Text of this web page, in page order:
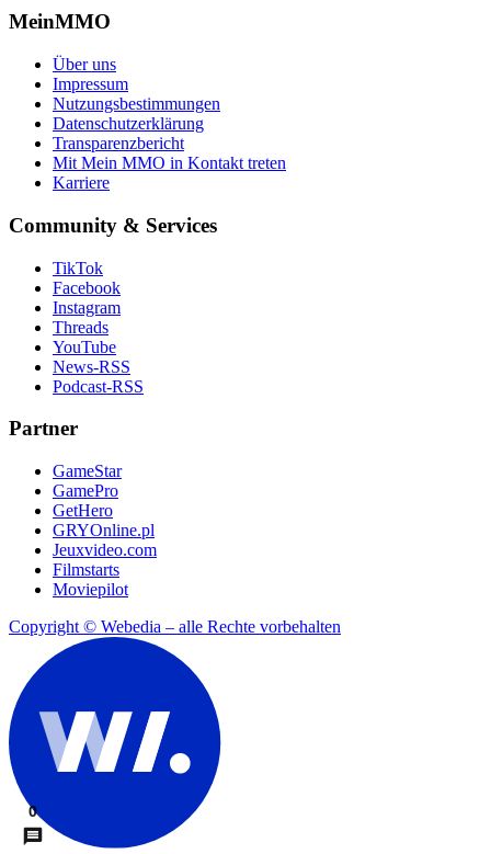
MeinMMO
Über uns
Impressum
Nutzungsbestimmungen
Datenschutzerklärung
Transparenzbericht
Mit Mein MMO in Kontakt treten
Karriere
Community & Services
TikTok
Facebook
Instagram
Threads
YouTube
News-RSS
Podcast-RSS
Partner
GameStar
GamePro
GetHero
GRYOnline.pl
Jeuxvideo.com
Filmstarts
Moviepilot
Copyright © Webedia – alle Rechte vorbehalten
0